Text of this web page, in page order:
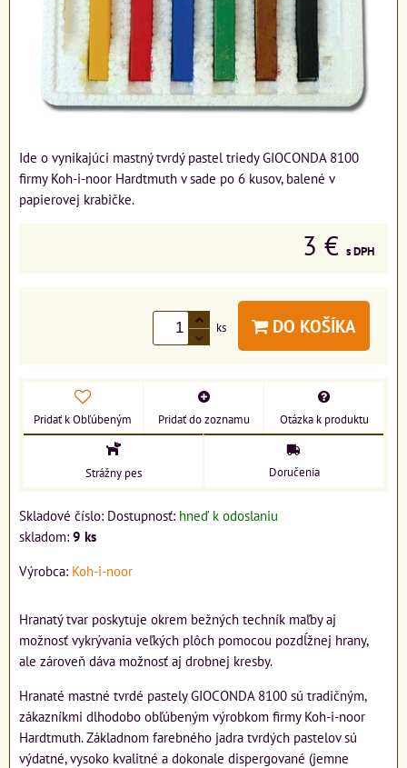
Ide o vynikajúci mastný tvrdý pastel triedy GIOCONDA 8100
firmy Koh-i-noor Hardtmuth v sade po 6 kusov, balené v
papierovej krabičke.
3 € s DPH
ks DO KOŠÍKA
Pridať k Obľúbeným Pridať do zoznamu Otázka k produktu
Strážny pes Doručenia
Skladové číslo: Dostupnosť: hneď k odoslaniu
skladom: 9 ks
Výrobca: Koh-i-noor
Hranatý tvar poskytuje okrem bežných techník maľby aj
možnosť vykrývania veľkých plôch pomocou pozdĺžnej hrany,
ale zároveň dáva možnosť aj drobnej kresby.
Hranaté mastné tvrdé pastely GIOCONDA 8100 sú tradičným,
zákazníkmi dlhodobo obľúbeným výrobkom firmy Koh-i-noor
Hardtmuth. Základnom farebného jadra tvrdých pastelov sú
výdatné, vysoko kvalitné a dokonale dispergované (jemne